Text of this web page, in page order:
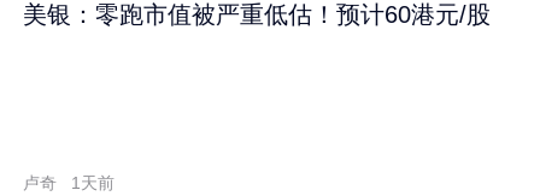
美银：零跑市值被严重低估！预计60港元/股
卢奇 1天前